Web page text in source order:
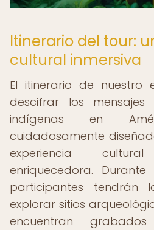
Itinerario del tour:
cultural inmersiva
El itinerario de nuestro
descifrar los
indígenas en
cuidadosamente
experiencia
enriquecedora.
participantes tendrán
explorar sitios
encuentran